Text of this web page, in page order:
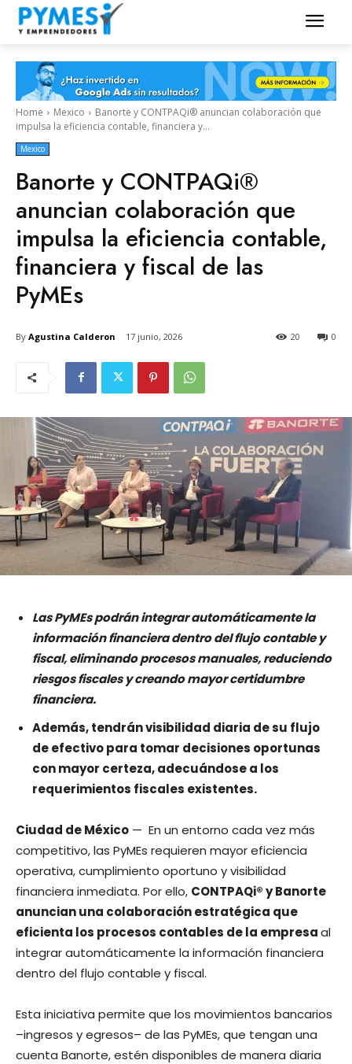
Home Mexico
Banorte y CONTPAQi® anuncian colaboración que
impulsa la eficiencia contable, financiera y...
Mexico
Banorte y CONTPAQi®
anuncian colaboración que
impulsa la eficiencia contable,
financiera y fiscal de las
PyMEs
By Agustina Calderon 17 junio, 2026 0
20
Las PyMEs podrán integrar automáticamente la
información financiera dentro del flujo contable y
fiscal, eliminando procesos manuales, reduciendo
riesgos fiscales y creando mayor certidumbre
financiera.
Además, tendrán visibilidad diaria de su flujo
de efectivo para tomar decisiones oportunas
con mayor certeza, adecuándose a los
requerimientos fiscales existentes.
Ciudad de México — ​ En un entorno cada vez más
competitivo, las PyMEs requieren mayor eficiencia
operativa, cumplimiento oportuno y visibilidad
financiera inmediata. Por ello, CONTPAQi® y Banorte
anuncian una colaboración estratégica que
eficienta los procesos contables de la empresaal
integrar automáticamente la información financiera
dentro del flujo contable y fiscal.
Esta iniciativa permite que los movimientos bancarios
–ingresos y egresos– de las PyMEs, que tengan una
cuenta Banorte, estén disponibles de manera diaria